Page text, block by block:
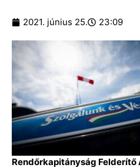
2021. június 25. 23:09
Rendőrkapitányság